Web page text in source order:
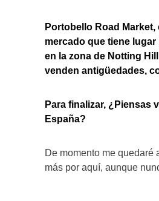
Portobello Road Market,
mercado que tiene
en la zona de Notting
venden antigüedades,
Para finalizar, ¿Piensas
España?
De momento me quedaré
más por aquí, aunque